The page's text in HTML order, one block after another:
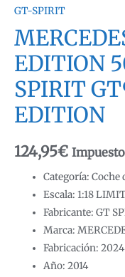
GT-SPIRIT
EDITION
SPIRIT
EDITION
124,95€
Categoría: Coche
Escala: 1:18
Fabricante: GT
Marca:
Fabricación: 2024
Año: 2014